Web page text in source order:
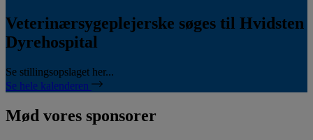
Veterinærsygeplejerske søges til Hvidsten
Dyrehospital
Se stillingsopslaget her...
Se hele kalenderen
Mød vores sponsorer